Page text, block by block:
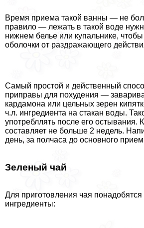
Время приема такой ванны — не
правило — лежать в такой воде
нижнем белье или купальнике,
оболочки от раздражающего
Самый простой и действенный
приправы для похудения —
кардамона или цельных зерен
ч.л. ингредиента на стакан воды.
употрeбллять после его остывания.
составляет не больше 2 недель.
день, за полчаса до основного
Зеленый чай
Для приготовления чая
ингредиенты: